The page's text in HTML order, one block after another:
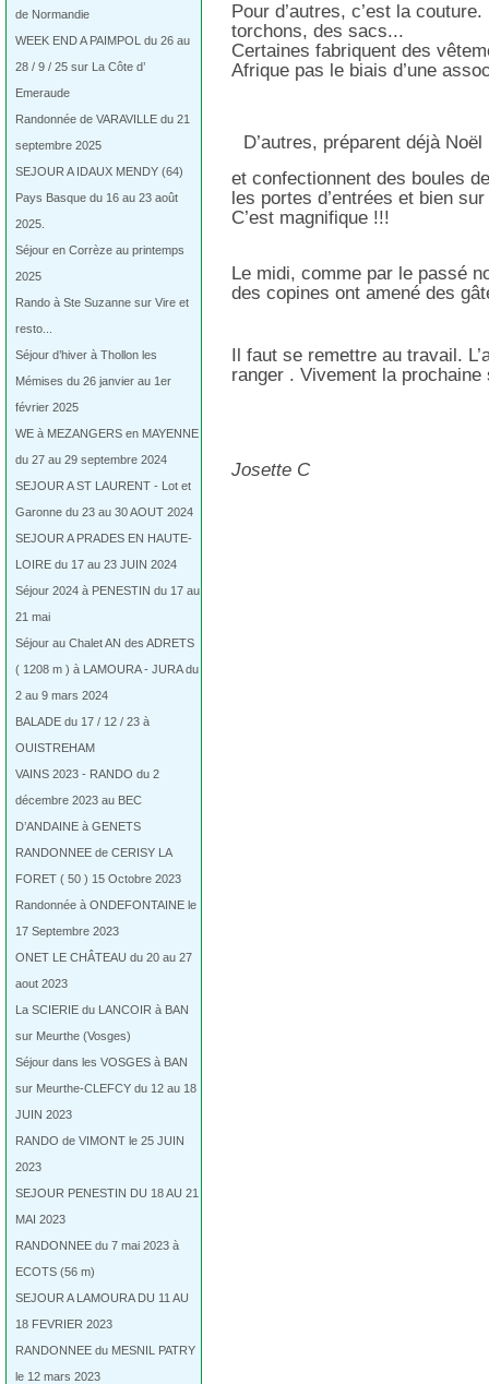
de Normandie
WEEK END A PAIMPOL du 26 au
28 / 9 / 25 sur La Côte d’
Emeraude
Randonnée de VARAVILLE du 21
septembre 2025
SEJOUR A IDAUX MENDY (64)
Pays Basque du 16 au 23 août
2025.
Séjour en Corrèze au printemps
2025
Rando à Ste Suzanne sur Vire et
resto...
Séjour d’hiver à Thollon les
Mémises du 26 janvier au 1er
février 2025
WE à MEZANGERS en MAYENNE
du 27 au 29 septembre 2024
SEJOUR A ST LAURENT - Lot et
Garonne du 23 au 30 AOUT 2024
SEJOUR A PRADES EN HAUTE-
LOIRE du 17 au 23 JUIN 2024
Séjour 2024 à PENESTIN du 17 au
21 mai
Séjour au Chalet AN des ADRETS
( 1208 m ) à LAMOURA - JURA du
2 au 9 mars 2024
BALADE du 17 / 12 / 23 à
OUISTREHAM
VAINS 2023 - RANDO du 2
décembre 2023 au BEC
D’ANDAINE à GENETS
RANDONNEE de CERISY LA
FORET ( 50 ) 15 Octobre 2023
Randonnée à ONDEFONTAINE le
17 Septembre 2023
ONET LE CHÂTEAU du 20 au 27
aout 2023
La SCIERIE du LANCOIR à BAN
sur Meurthe (Vosges)
Séjour dans les VOSGES à BAN
sur Meurthe-CLEFCY du 12 au 18
JUIN 2023
RANDO de VIMONT le 25 JUIN
2023
SEJOUR PENESTIN DU 18 AU 21
MAI 2023
RANDONNEE du 7 mai 2023 à
ECOTS (56 m)
SEJOUR A LAMOURA DU 11 AU
18 FEVRIER 2023
RANDONNEE du MESNIL PATRY
le 12 mars 2023
Pour d’autres, c’est la
torchons, des sacs...
Certaines fabriquent des
Afrique pas le biais d’une
D’autres, préparent déjà Noël
et confectionnent des boules
les portes d’entrées et bien
C’est magnifique !!!
Le midi, comme par le passé
des copines ont amené des
Il faut se remettre au travail.
ranger . Vivement la prochaine
Josette C